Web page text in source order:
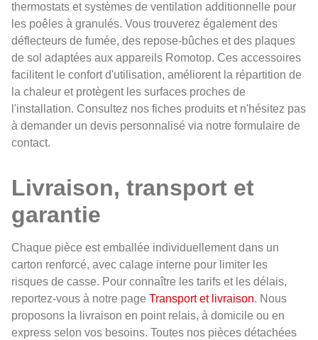
thermostats et systèmes de ventilation additionnelle pour
les poêles à granulés. Vous trouverez également des
déflecteurs de fumée, des repose-bûches et des plaques
de sol adaptées aux appareils Romotop. Ces accessoires
facilitent le confort d'utilisation, améliorent la répartition de
la chaleur et protègent les surfaces proches de
l'installation. Consultez nos fiches produits et n'hésitez pas
à demander un devis personnalisé via notre formulaire de
contact.
Livraison, transport et
garantie
Chaque pièce est emballée individuellement dans un
carton renforcé, avec calage interne pour limiter les
risques de casse. Pour connaître les tarifs et les délais,
reportez-vous à notre page Transport et livraison. Nous
proposons la livraison en point relais, à domicile ou en
express selon vos besoins. Toutes nos pièces détachées